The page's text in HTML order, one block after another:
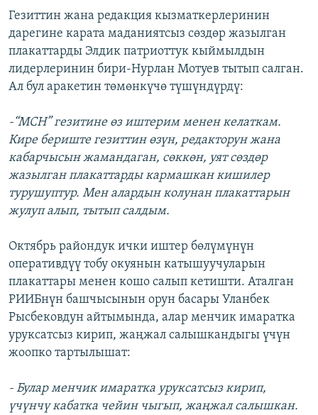
Гезиттин жана редакция кызматкерлеринин
дарегине карата маданиятсыз сөздөр жазылган
плакаттарды Элдик патриоттук кыймылдын
лидерлеринин бири-Нурлан Мотуев тытып салган.
Ал бул аракетин төмөнкүчө түшүндүрдү:
-“МСН” гезитине өз иштерим менен келаткам.
Кире бериште гезиттин өзүн, редакторун жана
кабарчысын жамандаган, сөккөн, уят сөздөр
жазылган плакаттарды кармашкан кишилер
турушуптур. Мен алардын колунан плакаттарын
жулуп алып, тытып салдым.
Октябрь райондук ички иштер бөлүмүнүн
оперативдүү тобу окуянын катышуучуларын
плакаттары менен кошо салып кетишти. Аталган
РИИБнүн башчысынын орун басары Уланбек
Рысбековдун айтымында, алар менчик имаратка
уруксатсыз кирип, жаңжал салышкандыгы үчүн
жоопко тартылышат:
- Булар менчик имаратка уруксатсыз кирип,
үчүнчү кабатка чейин чыгып, жаңжал салышкан.